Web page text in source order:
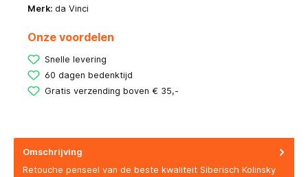
Merk: da Vinci
Onze voordelen
Snelle levering
60 dagen bedenktijd
Gratis verzending boven € 35,-
Omschrijving
Retouche penseel van de beste kwaliteit Siberisch Kolinsky